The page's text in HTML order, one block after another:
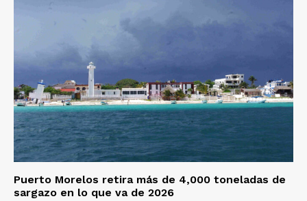
Puerto Morelos retira más de 4,000 toneladas de
sargazo en lo que va de 2026